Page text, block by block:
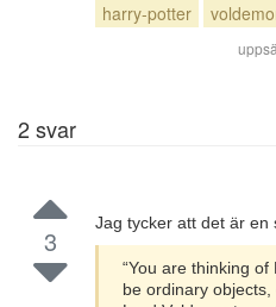
harry-potter
2svar
3
Jag tycker att det är en
“You are thinking
be ordinary